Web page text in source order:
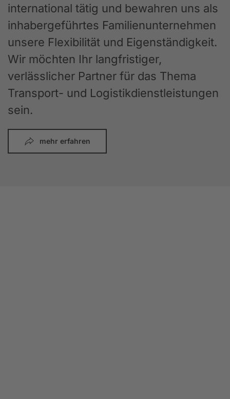
international tätig und bewahren uns als
inhabergeführtes Familienunternehmen
unsere Flexibilität und Eigenständigkeit.
Wir möchten Ihr langfristiger,
verlässlicher Partner für das Thema
Transport- und Logistikdienstleistungen
sein.
mehr erfahren